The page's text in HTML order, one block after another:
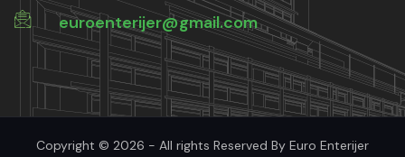
euroenterijer@gmail.com
Copyright © 2026 - All rights Reserved By Euro Enterijer